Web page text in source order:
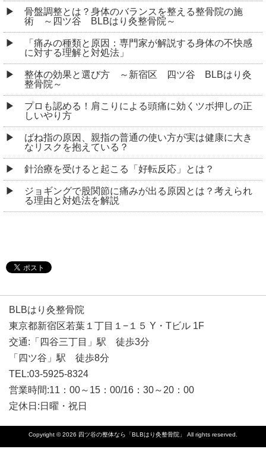
骨盤調整とは？身体のバランスを整える整骨院の施
術 ～四ツ谷 BLBはり灸整骨院～
「痛みの種類と原因：専門家が解説する身体の不快感
に対する理解と対処法」
整体の効果と選び方 ～新宿区 四ツ谷 BLBはり灸
整骨院～
プロも認める！肩こりによる頭痛に効くツボ押しの正
しいやり方
ばね指の原因、親指の普通の使い方が実は健康に大き
なリスクを抱えている？
針治療を受けると起こる「好転反応」とは？
ジョギングで股関節に痛みが出る原因とは？考えられ
る理由と対処法を解説
BLBはり灸整骨院
東京都新宿区若葉１丁目１−１５ Y・Tビル 1F
交通:「四谷三丁目」駅 徒歩3分
「四ツ谷」駅 徒歩8分
TEL:03-5925-8324
営業時間:11：00～15：00/16：30～20：00
定休日:日曜・祝日
Copyright © 2026 四ツ谷の整体なら「BLBはり灸整骨院」 All rights reserved.